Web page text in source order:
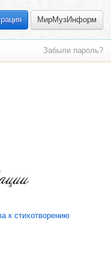
МирМузИнформ
Забыли пароль?
к стихотворению